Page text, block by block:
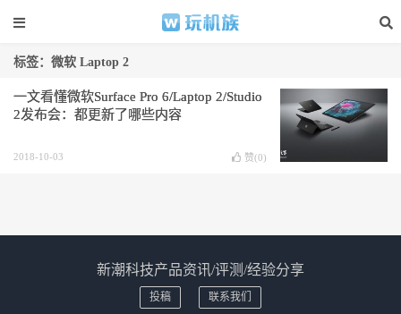
标签：微软 Laptop 2
一文看懂微软Surface Pro 6/Laptop 2/Studio
2发布会：都更新了哪些内容
2018-10-03 赞(0)
新潮科技产品资讯/评测/经验分享
投稿 联系我们